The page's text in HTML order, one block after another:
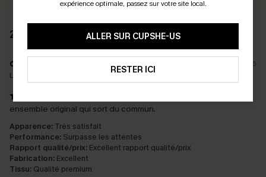
2 AVIS
c****N
15/07/2026
La taille achetée:
ensemble original qui sort du commun.
Apparence: Très satisfait
Performance: Surpasse les attentes
Rapport qualité/prix: Excellent rapport qualité/prix
Fabrication: Excellent
Tissu: Qualité premium
expérience optimale, passez sur votre site local.
ALLER SUR CUPSHE-US
RESTER ICI